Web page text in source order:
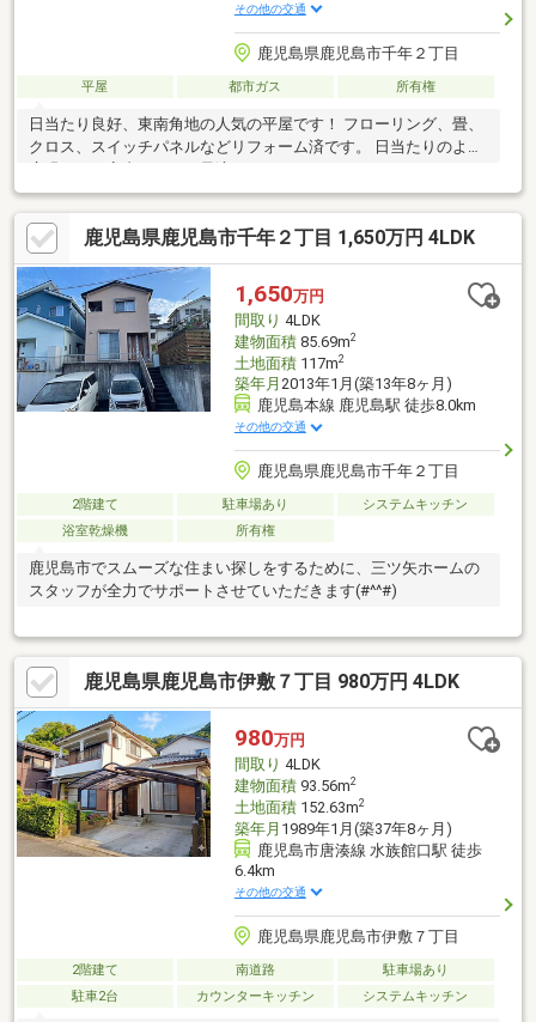
その他の交通
鹿児島県鹿児島市千年２丁目
平屋 都市ガス 所有権
日当たり良好、東南角地の人気の平屋です！ フローリング、畳、
クロス、スイッチパネルなどリフォーム済です。 日当たりのよい
広縁もあり室内干しにも最適です。
鹿児島県鹿児島市千年２丁目 1,650万円 4LDK
1,650万円
間取り 4LDK
建物面積85.69m2
土地面積117m2
築年月 2013年1月(築13年8ヶ月)
鹿児島本線 鹿児島駅 徒歩8.0km
その他の交通
鹿児島県鹿児島市千年２丁目
2階建て 駐車場あり
システムキッチン
浴室乾燥機
所有権
鹿児島市でスムーズな住まい探しをするために、三ツ矢ホームの
スタッフが全力でサポートさせていただきます(#^^#)
鹿児島県鹿児島市伊敷７丁目 980万円 4LDK
980万円
間取り 4LDK
建物面積93.56m2
土地面積152.63m2
築年月 1989年1月(築37年8ヶ月)
鹿児島市唐湊線 水族館口駅 徒歩
6.4km
その他の交通
鹿児島県鹿児島市伊敷７丁目
2階建て 南道路
駐車場あり
駐車2台
カウンターキッチン システムキッチン